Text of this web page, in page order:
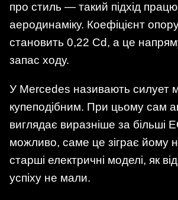
про стиль — такий підхід
аеродинаміку. Коефіцієнт
становить 0,22 Cd, а це
запас ходу.
У Mercedes називають силует
купеподібним. При цьому сам
виглядає виразніше за більші
можливо, саме це зіграє йому
старші електричні моделі, як
успіху не мали.